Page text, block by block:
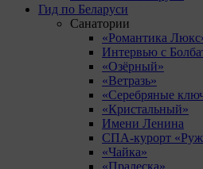
Гид по Беларуси
Санатории
«Романтика
Интервью с
«Озёрный»
«Ветразь»
«Серебряные
«Кристальный»
Имени Ленина
СПА-курорт
«Чайка»
«Пралеска»